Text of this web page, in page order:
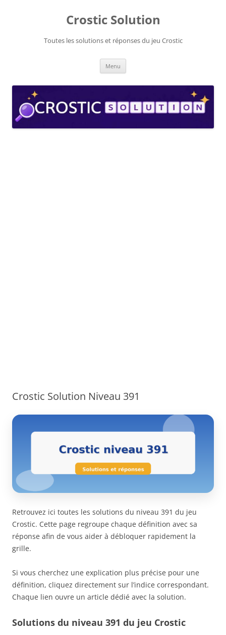
Crostic Solution
Toutes les solutions et réponses du jeu Crostic
Menu
Crostic Solution Niveau 391
Retrouvez ici toutes les solutions du niveau 391 du jeu
Crostic. Cette page regroupe chaque définition avec sa
réponse afin de vous aider à débloquer rapidement la
grille.
Si vous cherchez une explication plus précise pour une
définition, cliquez directement sur l’indice correspondant.
Chaque lien ouvre un article dédié avec la solution.
Solutions du niveau 391 du jeu Crostic